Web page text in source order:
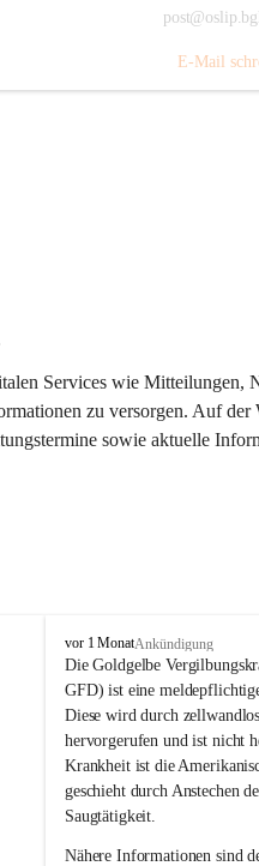
E-Mail
Services wie
zu versorgen. Auf
sowie aktuelle
O
s
l
i
p
vor 1 MonatAnkündigung
Die Goldgelbe
GFD) ist eine
Diese wird durch
hervorgerufen und ist nicht
Krankheit ist die
geschieht durch Anstechen
Saugtätigkeit.
Nähere Informationen sind